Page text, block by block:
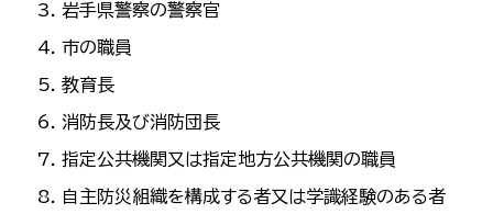
岩手県警察の警察官
市の職員
教育長
消防長及び消防団長
指定公共機関又は指定地方公共機関の職員
自主防災組織を構成する者又は学識経験のある者